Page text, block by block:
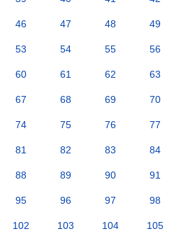
46 47 48 49
53 54 55 56
60 61 62 63
67 68 69 70
74 75 76 77
81 82 83 84
88 89 90 91
95 96 97 98
102 103 104 105